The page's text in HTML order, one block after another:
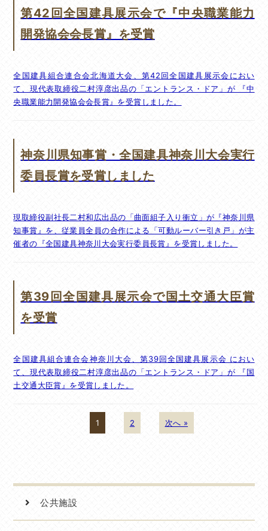
第42回全国建具展示会で『中央職業能力
開発協会会長賞』を受賞
全国建具組合連合会北海道大会、第42回全国建具展示会におい
て、現代表取締役二村淳彦出品の「エントランス・ドア」が 『中
央職業能力開発協会会長賞』を受賞しました。
神奈川県知事賞・全国建具神奈川大会実行
委員長賞を受賞しました
現取締役副社長二村和広出品の「曲面組子入り衝立」が『神奈川県
知事賞』を、従業員全員の合作による「可動ルーバー引き戸」が主
催者の『全国建具神奈川大会実行委員長賞』を受賞しました。
第39回全国建具展示会で国土交通大臣賞
を受賞
全国建具組合連合会神奈川大会、第39回全国建具展示会 におい
て、現代表取締役二村淳彦出品の「エントランス・ドア」が 『国
土交通大臣賞』を受賞しました。
1 2 次へ »
公共施設